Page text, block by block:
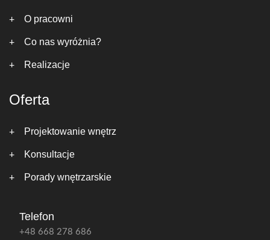
O pracowni
Co nas wyróżnia?
Realizacje
Oferta
Projektowanie wnętrz
Konsultacje
Porady wnętrzarskie
Telefon
+48 668 278 686